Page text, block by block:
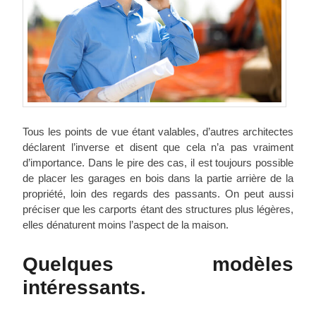
Tous les points de vue étant valables, d’autres architectes
déclarent l’inverse et disent que cela n’a pas vraiment
d’importance. Dans le pire des cas, il est toujours possible
de placer les garages en bois dans la partie arrière de la
propriété, loin des regards des passants. On peut aussi
préciser que les carports étant des structures plus légères,
elles dénaturent moins l’aspect de la maison.
Quelques modèles
intéressants.